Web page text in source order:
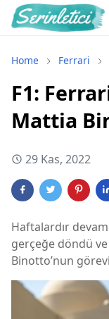
Home Ferrari
F1:
Mattia
29 Kas, 2022
Haftalardır
gerçeğe döndü
Binotto’nun